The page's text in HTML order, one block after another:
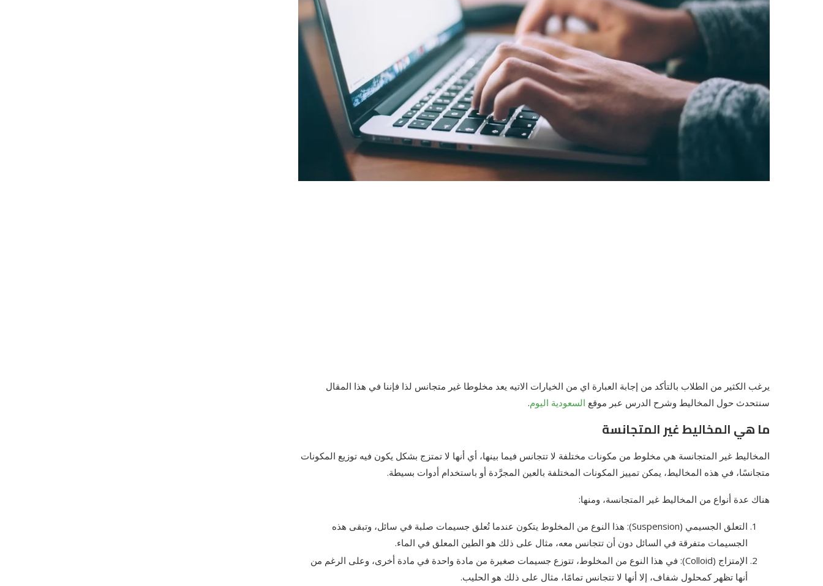
يرغب الكثير من الطلاب بالتأكد من إجابة العبارة اي من الخيارات الاتيه يعد مخلوطا غير متجانس لذا فإننا في هذا المقال
سنتحدث حول المخاليط وشرح الدرس عبر موقع السعودية اليوم.
ما هي المخاليط غير المتجانسة
المخاليط غير المتجانسة هي مخلوط من مكونات مختلفة لا تتجانس فيما بينها، أي أنها لا تمتزج بشكل يكون فيه توزيع المكونات
متجانسًا، في هذه المخاليط، يمكن تمييز المكونات المختلفة بالعين المجرَّدة أو باستخدام أدوات بسيطة.
هناك عدة أنواع من المخاليط غير المتجانسة، ومنها:
التعلق الجسيمي (Suspension): هذا النوع من المخلوط يتكون عندما تُعلق جسيمات صلبة في سائل، وتبقى هذه
الجسيمات متفرقة في السائل دون أن تتجانس معه، مثال على ذلك هو الطين المعلق في الماء.
الإمتزاج (Colloid): في هذا النوع من المخلوط، تتوزع جسيمات صغيرة من مادة واحدة في مادة أخرى، وعلى الرغم من
أنها تظهر كمحلول شفاف، إلا أنها لا تتجانس تمامًا، مثال على ذلك هو الحليب.